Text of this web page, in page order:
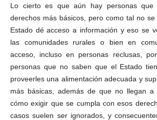
Lo cierto es que aún hay personas que
derechos más básicos, pero como tal no
Estado dé acceso a información y eso se
las comunidades rurales o bien en
acceso, incluso en personas reclusas,
personas que no saben que el Estado
proveerles una alimentación adecuada y
más básicas, además de que no llegan a
cómo exigir que se cumpla con esos
casos suelen ser ignorados, y